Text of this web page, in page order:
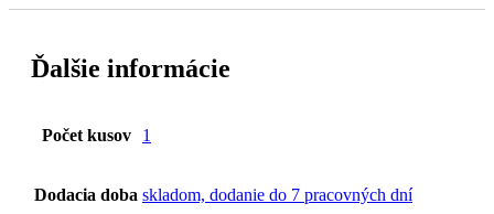
Ďalšie informácie
Počet kusov 1
Dodacia doba skladom, dodanie do 7 pracovných dní